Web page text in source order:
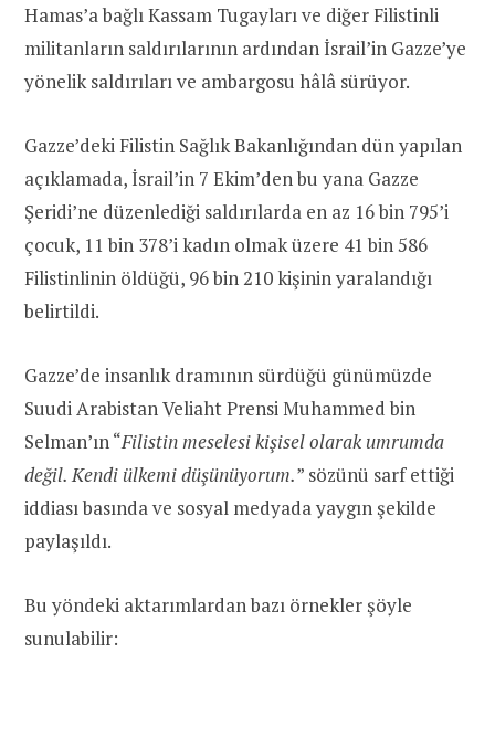
Hamas’a bağlı Kassam Tugayları ve diğer Filistinli
militanların saldırılarının ardından İsrail’in Gazze’ye
yönelik saldırıları ve ambargosu hâlâ sürüyor.
Gazze’deki Filistin Sağlık Bakanlığından dün yapılan
açıklamada, İsrail’in 7 Ekim’den bu yana Gazze
Şeridi’ne düzenlediği saldırılarda en az 16 bin 795’i
çocuk, 11 bin 378’i kadın olmak üzere 41 bin 586
Filistinlinin öldüğü, 96 bin 210 kişinin yaralandığı
belirtildi.
Gazze’de insanlık dramının sürdüğü günümüzde
Suudi Arabistan Veliaht Prensi Muhammed bin
Selman’ın “Filistin meselesi kişisel olarak umrumda
değil. Kendi ülkemi düşünüyorum.” sözünü sarf ettiği
iddiası basında ve sosyal medyada yaygın şekilde
paylaşıldı.
Bu yöndeki aktarımlardan bazı örnekler şöyle
sunulabilir: